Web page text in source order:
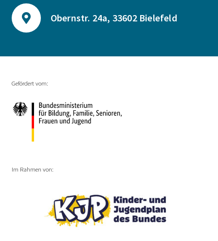
Obernstr. 24a, 33602 Bielefeld
Gefördert vom:
Im Rahmen von: